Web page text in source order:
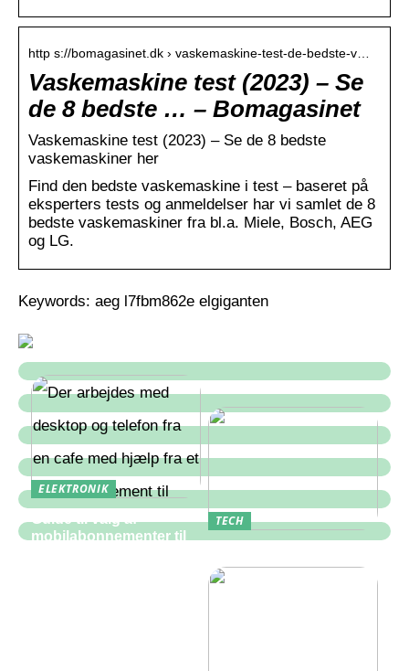
http s://bomagasinet.dk › vaskemaskine-test-de-bedste-v…
Vaskemaskine test (2023) – Se
de 8 bedste … – Bomagasinet
Vaskemaskine test (2023) – Se de 8 bedste
vaskemaskiner her
Find den bedste vaskemaskine i test – baseret på
eksperters tests og anmeldelser har vi samlet de 8
bedste vaskemaskiner fra bl.a. Miele, Bosch, AEG
og LG.
Keywords: aeg l7fbm862e elgiganten
ELEKTRONIK
Guide til valg af
mobilabonnementer til
TECH